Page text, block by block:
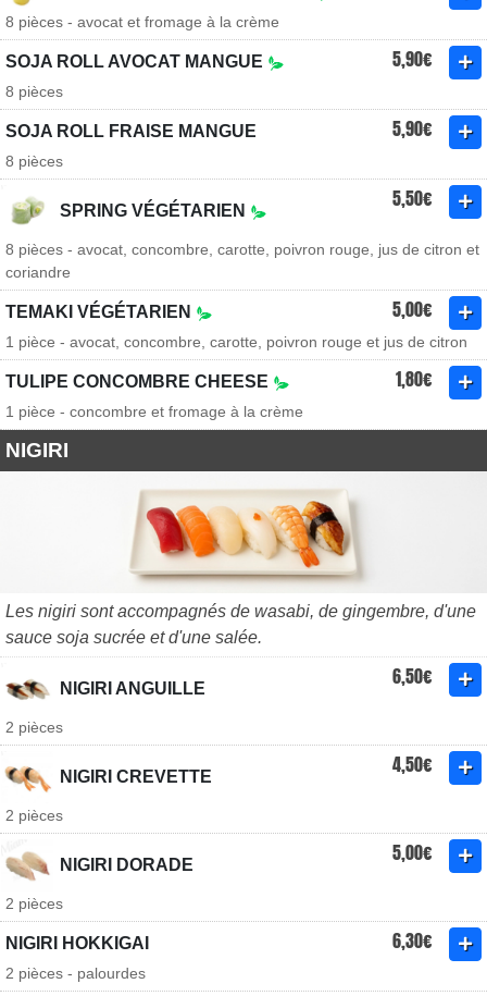
8 pièces - avocat et fromage à la crème
SOJA ROLL AVOCAT MANGUE 5,90€
8 pièces
SOJA ROLL FRAISE MANGUE 5,90€
8 pièces
SPRING VÉGÉTARIEN 5,50€
8 pièces - avocat, concombre, carotte, poivron rouge, jus de citron et
coriandre
TEMAKI VÉGÉTARIEN 5,00€
1 pièce - avocat, concombre, carotte, poivron rouge et jus de citron
TULIPE CONCOMBRE CHEESE 1,80€
1 pièce - concombre et fromage à la crème
NIGIRI
Les nigiri sont accompagnés de wasabi, de gingembre, d'une
sauce soja sucrée et d'une salée.
NIGIRI ANGUILLE 6,50€
2 pièces
NIGIRI CREVETTE 4,50€
2 pièces
NIGIRI DORADE 5,00€
2 pièces
NIGIRI HOKKIGAI 6,30€
2 pièces - palourdes